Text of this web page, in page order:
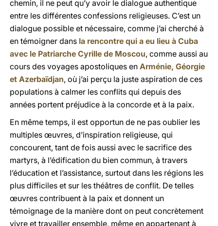
chemin, il ne peut qu’y avoir le dialogue authentique
entre les différentes confessions religieuses. C’est un
dialogue possible et nécessaire, comme j’ai cherché à
en témoigner dans la rencontre qui a eu lieu à Cuba
avec le Patriarche Cyrille de Moscou, comme aussi au
cours des voyages apostoliques en Arménie, Géorgie
et Azerbaïdjan, où j’ai perçu la juste aspiration de ces
populations à calmer les conflits qui depuis des
années portent préjudice à la concorde et à la paix.
En même temps, il est opportun de ne pas oublier les
multiples œuvres, d’inspiration religieuse, qui
concourent, tant de fois aussi avec le sacrifice des
martyrs, à l’édification du bien commun, à travers
l’éducation et l’assistance, surtout dans les régions les
plus difficiles et sur les théâtres de conflit. De telles
œuvres contribuent à la paix et donnent un
témoignage de la manière dont on peut concrètement
vivre et travailler ensemble, même en appartenant à